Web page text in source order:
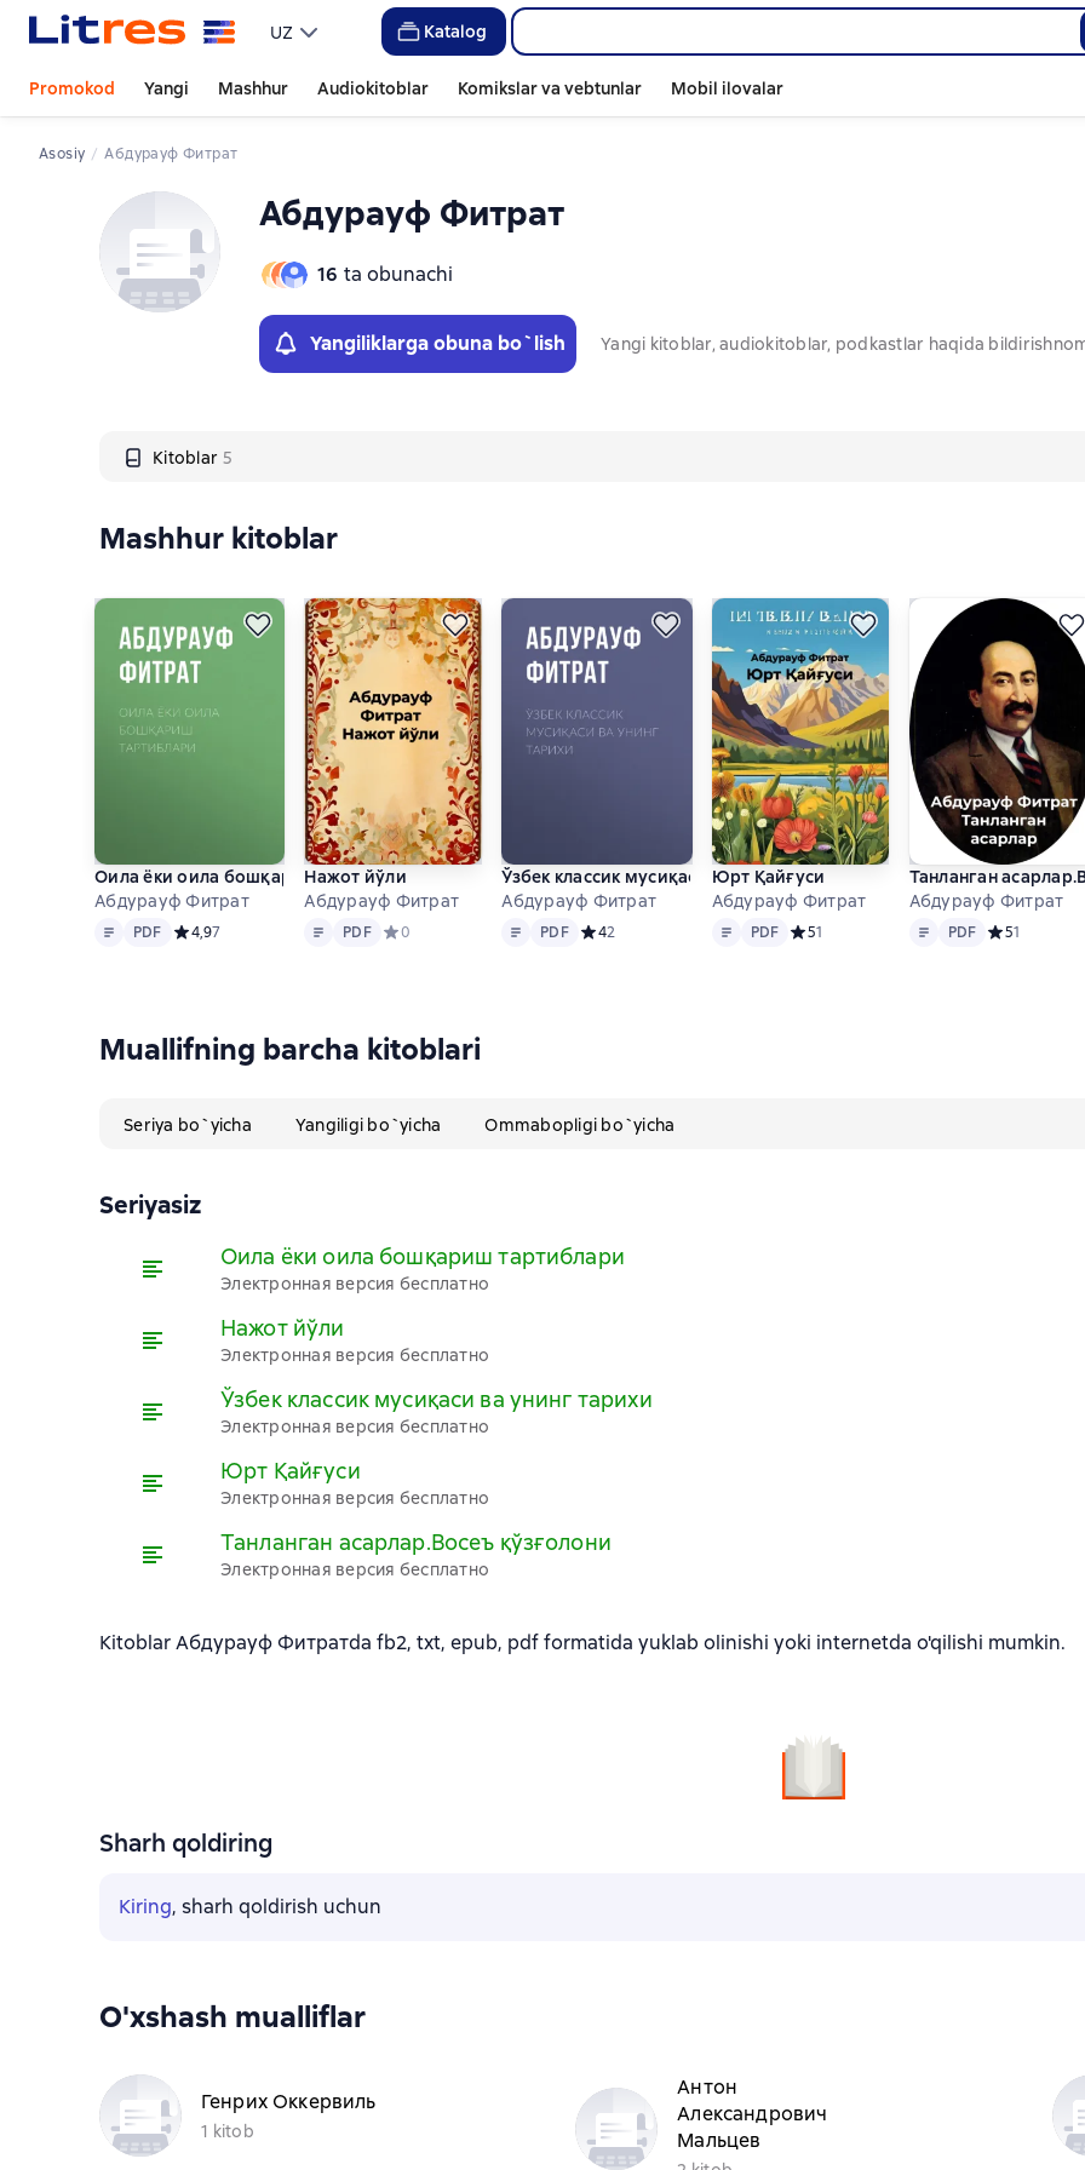
UZ Katalog
Promokod Yangi Mashhur Audiokitoblar Komikslar va vebtunlar Mobil ilovalar
Asosiy Абдурауф Фитрат
Абдурауф Фитрат
16 ta obunachi
Yangiliklarga obuna bo`lish Yangi kitoblar, audiokitoblar, podkastlar haqida
Kitoblar 5
Слайдер с книгами
Mashhur kitoblar
Оила ёки оила бошқариш тартиблари
Абдурауф Фитрат
Matn PDF
PDF Средний рейтинг 4,9 на основе 7 оценок
4,97
Нажот йўли
Абдурауф Фитрат
Matn PDF
PDF Средний рейтинг 0 на основе 0 оценок
0
Ўзбек классик мусиқаси ва унинг тарихи
Абдурауф Фитрат
Matn PDF
PDF Средний рейтинг 4 на основе 2 оценок
42
Юрт Қайғуси
Абдурауф Фитрат
Matn PDF
PDF Средний рейтинг 5 на основе 1 оценок
51
Танланган
Абдурауф Фитрат
Matn PDF
PDF Средний
51
Muallifning barcha kitoblari
Seriya bo`yicha Yangiligi bo`yicha Ommabopligi bo`yicha
Seriyasiz
Оила ёки оила бошқариш тартиблари
Электронная версия бесплатно
Нажот йўли
Электронная версия бесплатно
Ўзбек классик мусиқаси ва унинг тарихи
Электронная версия бесплатно
Юрт Қайғуси
Электронная версия бесплатно
Танланган асарлар.Восеъ қўзғолони
Электронная версия бесплатно
Kitoblar Абдурауф Фитратda fb2, txt, epub, pdf formatida yuklab olinishi yoki internetda o'qilishi mumkin.
Sharh qoldiring
Kiring, sharh qoldirish uchun
O'xshash mualliflar
Генрих Оккервиль
1 kitob
Антон
Александрович
Мальцев